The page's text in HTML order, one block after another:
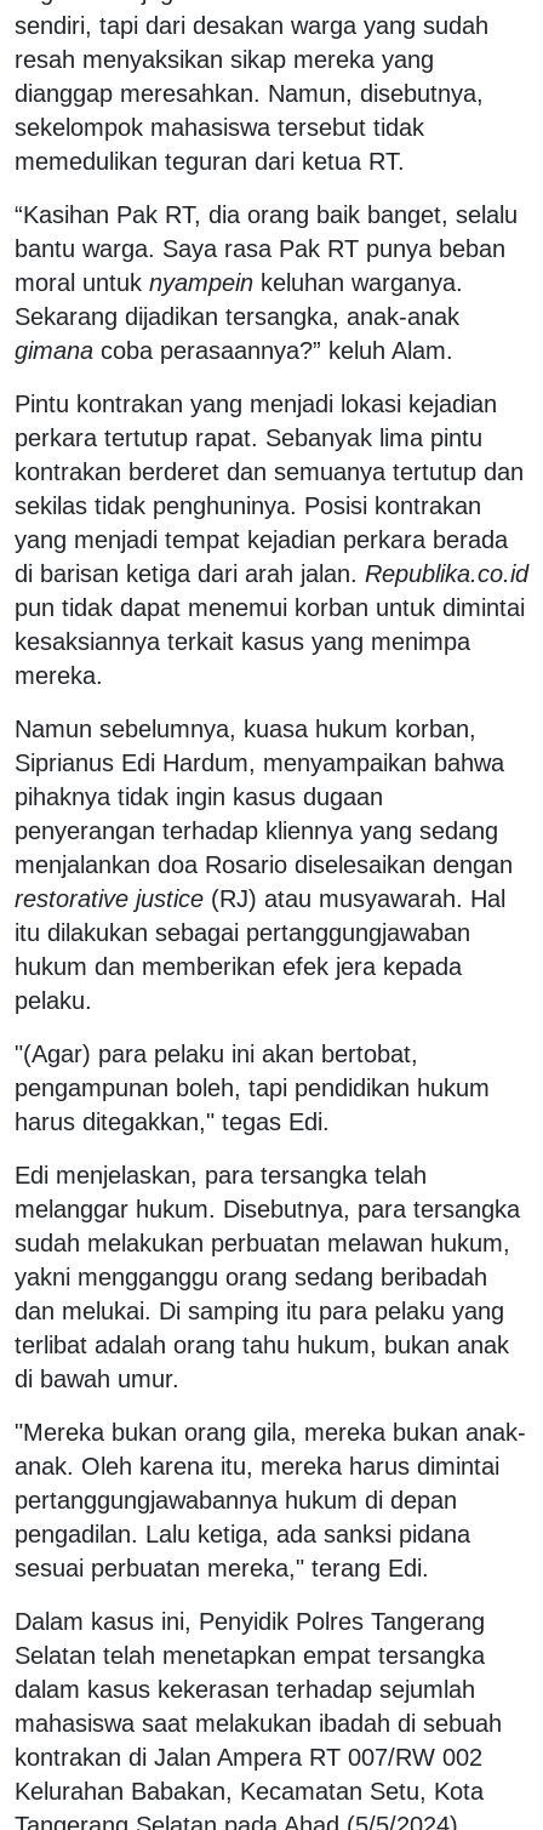
sendiri, tapi dari desakan warga yang sudah
resah menyaksikan sikap mereka yang
dianggap meresahkan. Namun, disebutnya,
sekelompok mahasiswa tersebut tidak
memedulikan teguran dari ketua RT.
“Kasihan Pak RT, dia orang baik banget, selalu
bantu warga. Saya rasa Pak RT punya beban
moral untuk nyampein keluhan warganya.
Sekarang dijadikan tersangka, anak-anak
gimana coba perasaannya?” keluh Alam.
Pintu kontrakan yang menjadi lokasi kejadian
perkara tertutup rapat. Sebanyak lima pintu
kontrakan berderet dan semuanya tertutup dan
sekilas tidak penghuninya. Posisi kontrakan
yang menjadi tempat kejadian perkara berada
di barisan ketiga dari arah jalan. Republika.co.id
pun tidak dapat menemui korban untuk dimintai
kesaksiannya terkait kasus yang menimpa
mereka.
Namun sebelumnya, kuasa hukum korban,
Siprianus Edi Hardum, menyampaikan bahwa
pihaknya tidak ingin kasus dugaan
penyerangan terhadap kliennya yang sedang
menjalankan doa Rosario diselesaikan dengan
restorative justice (RJ) atau musyawarah. Hal
itu dilakukan sebagai pertanggungjawaban
hukum dan memberikan efek jera kepada
pelaku.
"(Agar) para pelaku ini akan bertobat,
pengampunan boleh, tapi pendidikan hukum
harus ditegakkan," tegas Edi.
Edi menjelaskan, para tersangka telah
melanggar hukum. Disebutnya, para tersangka
sudah melakukan perbuatan melawan hukum,
yakni mengganggu orang sedang beribadah
dan melukai. Di samping itu para pelaku yang
terlibat adalah orang tahu hukum, bukan anak
di bawah umur.
"Mereka bukan orang gila, mereka bukan anak-
anak. Oleh karena itu, mereka harus dimintai
pertanggungjawabannya hukum di depan
pengadilan. Lalu ketiga, ada sanksi pidana
sesuai perbuatan mereka," terang Edi.
Dalam kasus ini, Penyidik Polres Tangerang
Selatan telah menetapkan empat tersangka
dalam kasus kekerasan terhadap sejumlah
mahasiswa saat melakukan ibadah di sebuah
kontrakan di Jalan Ampera RT 007/RW 002
Kelurahan Babakan, Kecamatan Setu, Kota